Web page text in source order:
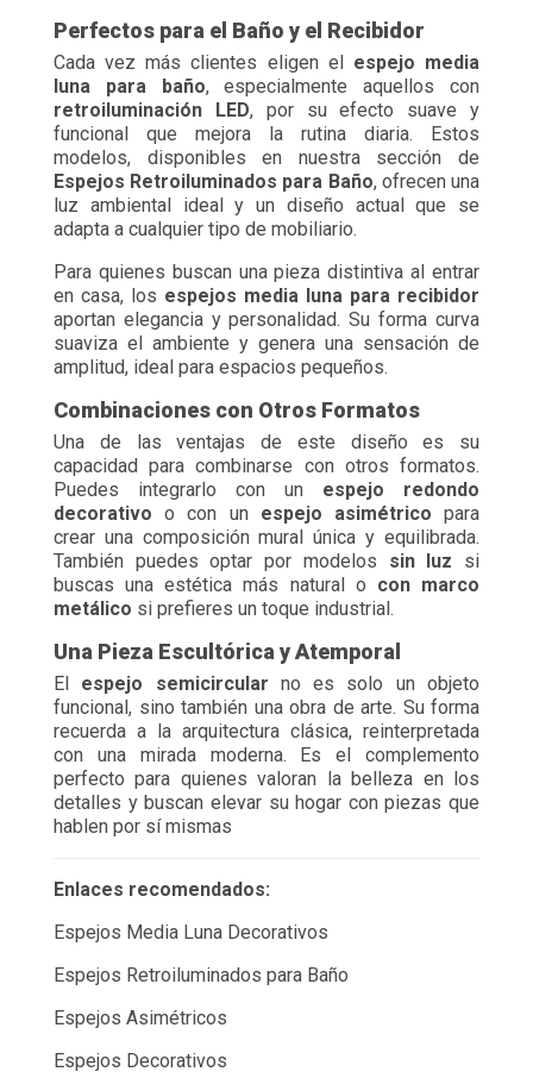
Perfectos para el Baño y el Recibidor
Cada vez más clientes eligen el espejo media
luna para baño, especialmente aquellos con
retroiluminación LED, por su efecto suave y
funcional que mejora la rutina diaria. Estos
modelos, disponibles en nuestra sección de
Espejos Retroiluminados para Baño, ofrecen una
luz ambiental ideal y un diseño actual que se
adapta a cualquier tipo de mobiliario.
Para quienes buscan una pieza distintiva al entrar
en casa, los espejos media luna para recibidor
aportan elegancia y personalidad. Su forma curva
suaviza el ambiente y genera una sensación de
amplitud, ideal para espacios pequeños.
Combinaciones con Otros Formatos
Una de las ventajas de este diseño es su
capacidad para combinarse con otros formatos.
Puedes integrarlo con un espejo redondo
decorativo o con un espejo asimétrico para
crear una composición mural única y equilibrada.
También puedes optar por modelos sin luz si
buscas una estética más natural o con marco
metálico si prefieres un toque industrial.
Una Pieza Escultórica y Atemporal
El espejo semicircular no es solo un objeto
funcional, sino también una obra de arte. Su forma
recuerda a la arquitectura clásica, reinterpretada
con una mirada moderna. Es el complemento
perfecto para quienes valoran la belleza en los
detalles y buscan elevar su hogar con piezas que
hablen por sí mismas
Enlaces recomendados:
Espejos Media Luna Decorativos
Espejos Retroiluminados para Baño
Espejos Asimétricos
Espejos Decorativos